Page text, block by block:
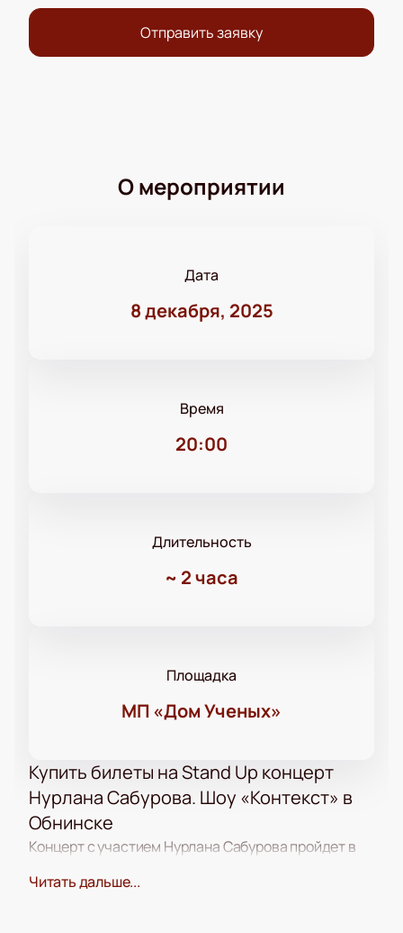
Отправить заявку
О мероприятии
Дата
8 декабря, 2025
Время
20:00
Длительность
~ 2 часа
Площадка
МП «Дом Ученых»
Купить билеты на Stand Up концерт
Нурлана Сабурова. Шоу «Контекст» в
Обнинске
Концерт с участием Нурлана Сабурова пройдет в
комедийные номера, подготовленные для этого
Читать дальше...